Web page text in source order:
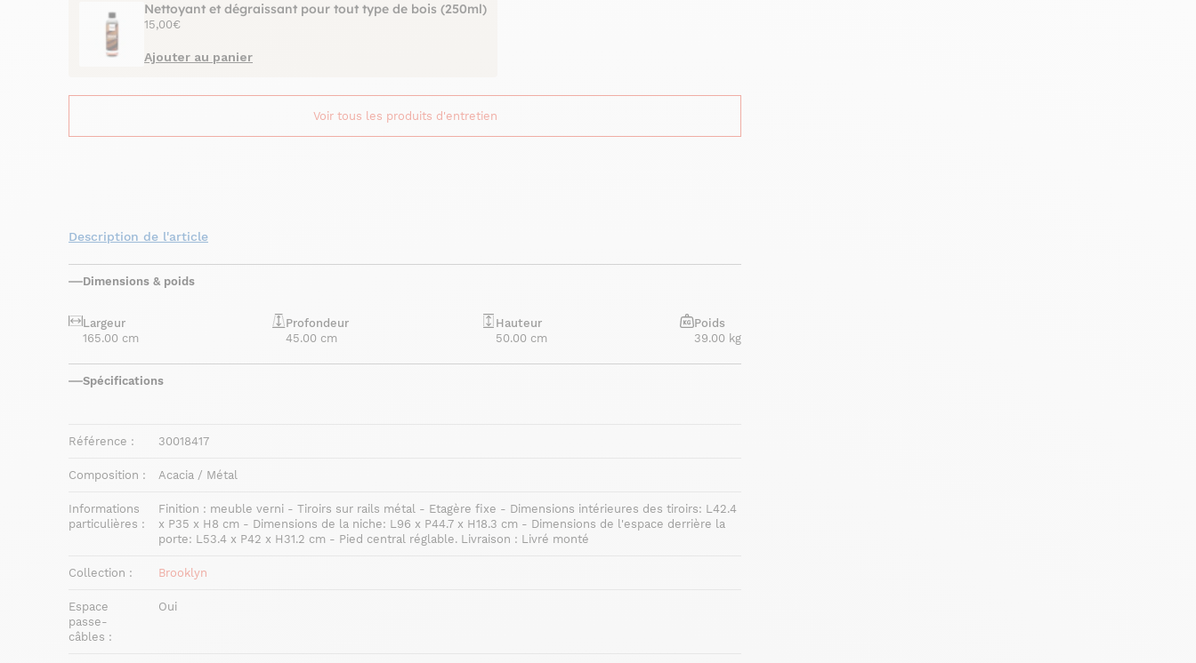
Nettoyant et dégraissant pour tout type de bois (250ml)
15,00€
Ajouter au panier
Voir tous les produits d'entretien
Description de l'article
Dimensions & poids
Largeur
165.00 cm
Profondeur
45.00 cm
Hauteur
50.00 cm
Poids
39.00 kg
Spécifications
Référence : 30018417
Composition : Acacia / Métal
Informations
particulières :
Finition : meuble verni - Tiroirs sur rails métal - Etagère fixe - Dimensions intérieures des tiroirs: L42.4
x P35 x H8 cm - Dimensions de la niche: L96 x P44.7 x H18.3 cm - Dimensions de l'espace derrière la
porte: L53.4 x P42 x H31.2 cm - Pied central réglable. Livraison : Livré monté
Collection : Brooklyn
Espace
passe-
câbles :
Oui